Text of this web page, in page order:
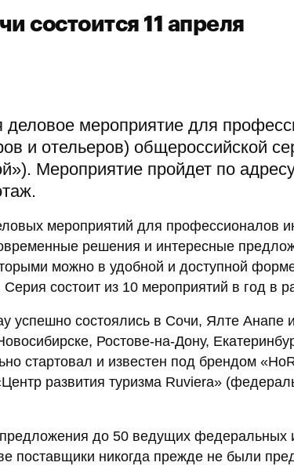
состоится 11 апреля
мероприятие для
и отельеров) общероссийской
Мероприятие пройдет по
мероприятий для профессионалов
решения и интересные
можно в удобной и доступной
состоит из 10 мероприятий в год в
успешно состоялись в Сочи, Ялте Анапе
Ростове-на-Дону,
стартовал и известен под брендом
развития туризма Ruviera»
до 50 ведущих федеральных
поставщики никогда прежде не были